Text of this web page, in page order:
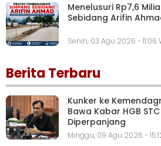
Menelusuri Rp7,6
Sebidang Arifin
Senin, 03 Agu 2026 - 11:06
Berita Terbaru
Kunker ke
Bawa Kabar HGB
Diperpanjang
Minggu, 09 Agu 2026 -